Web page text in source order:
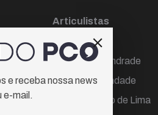
Articulistas
Décio Freire
Dr Marcos Andrade
Hamilton Trindade
Igor Carvalho de Lima
e receba nossa news
e-mail.